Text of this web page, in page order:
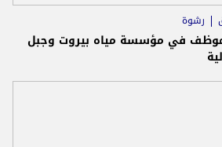
رشوة
في مؤسسة مياه بيروت وجبل